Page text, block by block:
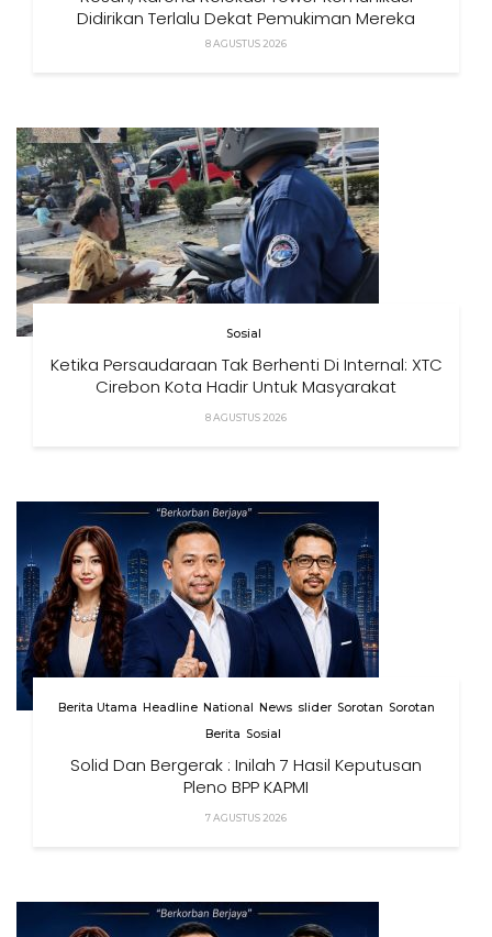
Didirikan Terlalu Dekat Pemukiman Mereka
8 AGUSTUS 2026
Sosial
Ketika Persaudaraan Tak Berhenti Di Internal: XTC
Cirebon Kota Hadir Untuk Masyarakat
8 AGUSTUS 2026
Berita Utama Headline National News slider Sorotan Sorotan
Berita Sosial
Solid Dan Bergerak : Inilah 7 Hasil Keputusan
Pleno BPP KAPMI
7 AGUSTUS 2026